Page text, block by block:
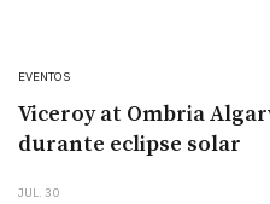
EVENTOS
Viceroy at Ombria
durante eclipse solar
JUL. 30